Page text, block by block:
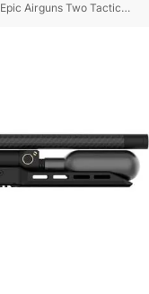
Epic Airguns Two Tactical Compact CZUB CFB